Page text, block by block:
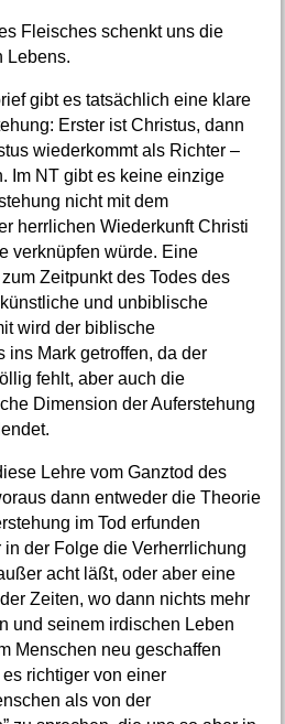
Fleisches schenkt uns die
Lebens.
gibt es tatsächlich eine klare
Erster ist Christus, dann
wiederkommt als Richter –
Im NT gibt es keine einzige
nicht mit dem
herrlichen Wiederkunft Christi
verknüpfen würde. Eine
Zeitpunkt des Todes des
und unbiblische
wird der biblische
ins Mark getroffen, da der
fehlt, aber auch die
Dimension der Auferstehung
Lehre vom Ganztod des
dann entweder die Theorie
im Tod erfunden
der Folge die Verherrlichung
acht läßt, oder aber eine
Zeiten, wo dann nichts mehr
und seinem irdischen Leben
Menschen neu geschaffen
richtiger von einer
als von der